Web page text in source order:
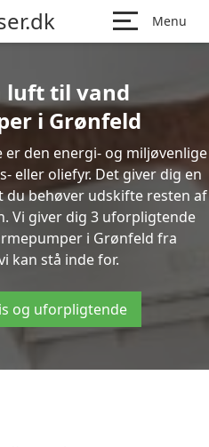
Menu
luft til vand
i Grønfeld
den energi- og miljøvenlige
eller oliefyr. Det giver dig en
du behøver udskifte resten af
Vi giver dig 3 uforpligtende
i Grønfeld fra
kan stå inde for.
og uforpligtende